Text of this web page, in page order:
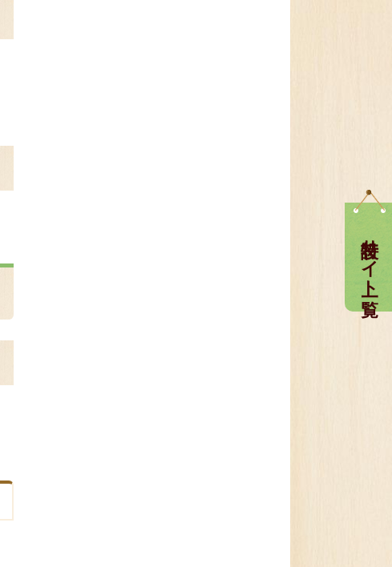
特設サイト一覧